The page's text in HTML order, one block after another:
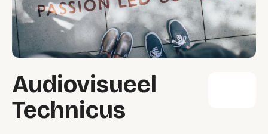
Audiovisueel
Technicus